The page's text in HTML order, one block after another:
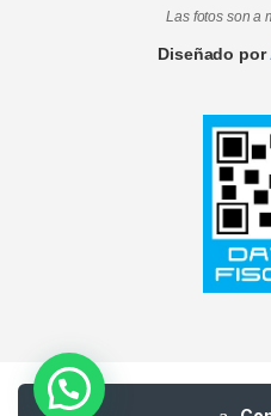
Las fotos son a
Diseñado por